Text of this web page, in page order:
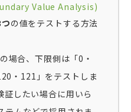
Value Analysis)
の値をテストする方法
場合、下限側は「0・
・121」をテストしま
したい場合に用いら